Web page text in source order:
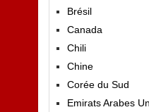
Brésil
Canada
Chili
Chine
Corée du Sud
Emirats Arabes